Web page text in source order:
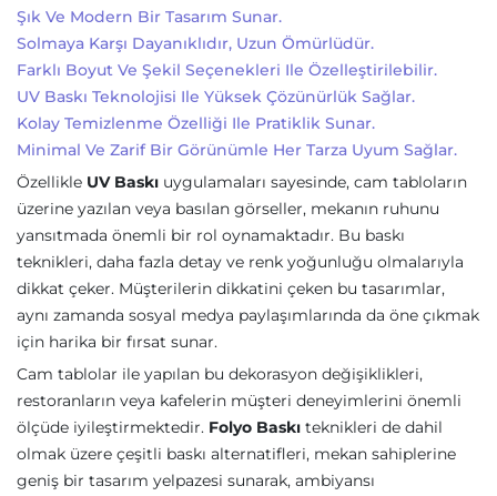
Şık Ve Modern Bir Tasarım Sunar.
Solmaya Karşı Dayanıklıdır, Uzun Ömürlüdür.
Farklı Boyut Ve Şekil Seçenekleri Ile Özelleştirilebilir.
UV Baskı Teknolojisi Ile Yüksek Çözünürlük Sağlar.
Kolay Temizlenme Özelliği Ile Pratiklik Sunar.
Minimal Ve Zarif Bir Görünümle Her Tarza Uyum Sağlar.
Özellikle UV Baskı uygulamaları sayesinde, cam tabloların
üzerine yazılan veya basılan görseller, mekanın ruhunu
yansıtmada önemli bir rol oynamaktadır. Bu baskı
teknikleri, daha fazla detay ve renk yoğunluğu olmalarıyla
dikkat çeker. Müşterilerin dikkatini çeken bu tasarımlar,
aynı zamanda sosyal medya paylaşımlarında da öne çıkmak
için harika bir fırsat sunar.
Cam tablolar ile yapılan bu dekorasyon değişiklikleri,
restoranların veya kafelerin müşteri deneyimlerini önemli
ölçüde iyileştirmektedir. Folyo Baskı teknikleri de dahil
olmak üzere çeşitli baskı alternatifleri, mekan sahiplerine
geniş bir tasarım yelpazesi sunarak, ambiyansı